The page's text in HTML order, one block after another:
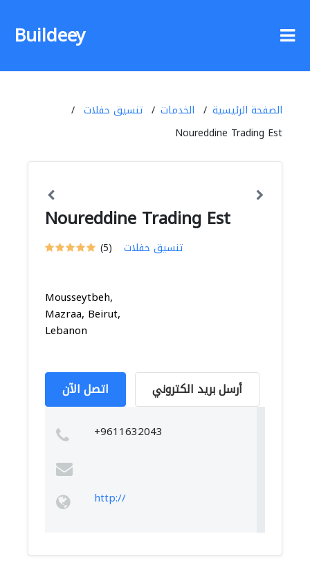
Buildeey
الصفحة الرئيسية الخدمات
تنسيق حفلات
Noureddine Trading Est
Noureddine Trading Est
(5) تنسيق حفلات
Mousseytbeh,
Mazraa, Beirut,
Lebanon
اتصل الآن أرسل بريد الكتروني
+9611632043
http://